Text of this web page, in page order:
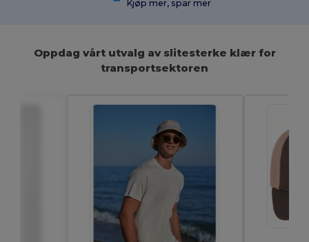
Kjøp mer, spar mer
Oppdag vårt utvalg av slitesterke klær for
transportsektoren